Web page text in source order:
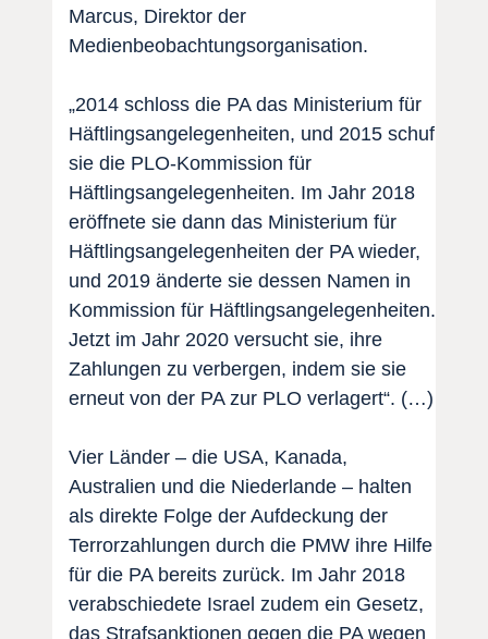
Marcus, Direktor der
Medienbeobachtungsorganisation.
„2014 schloss die PA das Ministerium für
Häftlingsangelegenheiten, und 2015 schuf
sie die PLO-Kommission für
Häftlingsangelegenheiten. Im Jahr 2018
eröffnete sie dann das Ministerium für
Häftlingsangelegenheiten der PA wieder,
und 2019 änderte sie dessen Namen in
Kommission für Häftlingsangelegenheiten.
Jetzt im Jahr 2020 versucht sie, ihre
Zahlungen zu verbergen, indem sie sie
erneut von der PA zur PLO verlagert“. (…)
Vier Länder – die USA, Kanada,
Australien und die Niederlande – halten
als direkte Folge der Aufdeckung der
Terrorzahlungen durch die PMW ihre Hilfe
für die PA bereits zurück. Im Jahr 2018
verabschiedete Israel zudem ein Gesetz,
das Strafsanktionen gegen die PA wegen